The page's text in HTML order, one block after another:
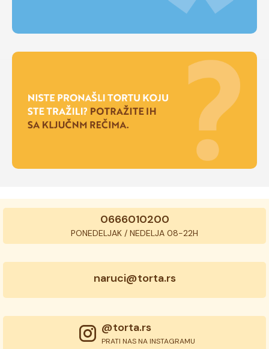
0666010200
PONEDELJAK / NEDELJA 08-22H
naruci@torta.rs
@torta.rs
PRATI NAS NA INSTAGRAMU